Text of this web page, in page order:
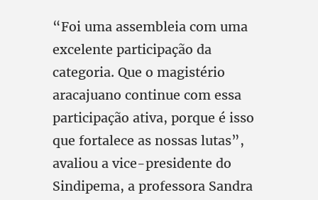
“Foi uma assembleia com uma
excelente participação da
categoria. Que o magistério
aracajuano continue com essa
participação ativa, porque é isso
que fortalece as nossas lutas”,
avaliou a vice-presidente do
Sindipema, a professora Sandra